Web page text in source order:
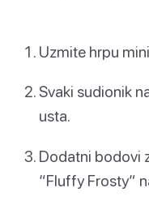
Uzmite hrpu
Svaki sudionik
usta.
Dodatni bodovi
“Fluffy Frosty”